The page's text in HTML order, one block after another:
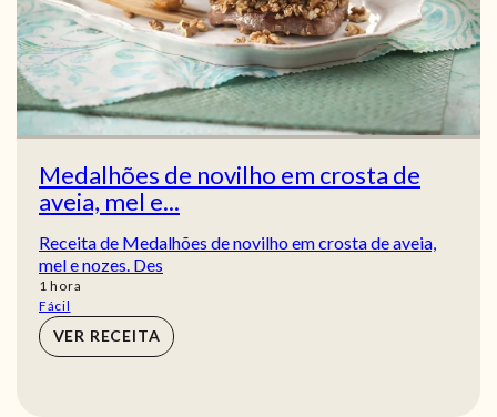
Medalhões de novilho em crosta de
aveia, mel e...
Receita de Medalhões de novilho em crosta de aveia,
mel e nozes. Des
1 hora
hora
Fácil
VER RECEITA